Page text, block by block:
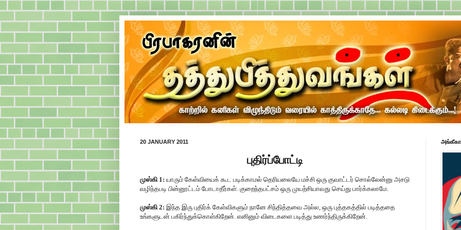
20 JANUARY 2011
புதிர்ப்போட்டி
முஸ்கி 1: யாரும் கேள்வியைக் கூட படிக்காமல் தெரியலையே மச்சி ஒரு குவாட்டர் சொல்லேன்னு அசடு
வழிந்தபடி பின்னூட்டம் போடாதீர்கள். குறைந்தபட்சம் ஒரு முயற்சியாவது செய்து பார்க்கலாமே.
முஸ்கி 2: இந்த இரு புதிர்க் கேள்விகளும் நானே சிந்தித்தவை அல்ல, ஒரு புத்தகத்தில் படித்ததை
உங்களுடன் பகிர்ந்துக்கொள்கிறேன். எனினும் விடைகளை படித்து உணர்ந்திருக்கிறேன்.